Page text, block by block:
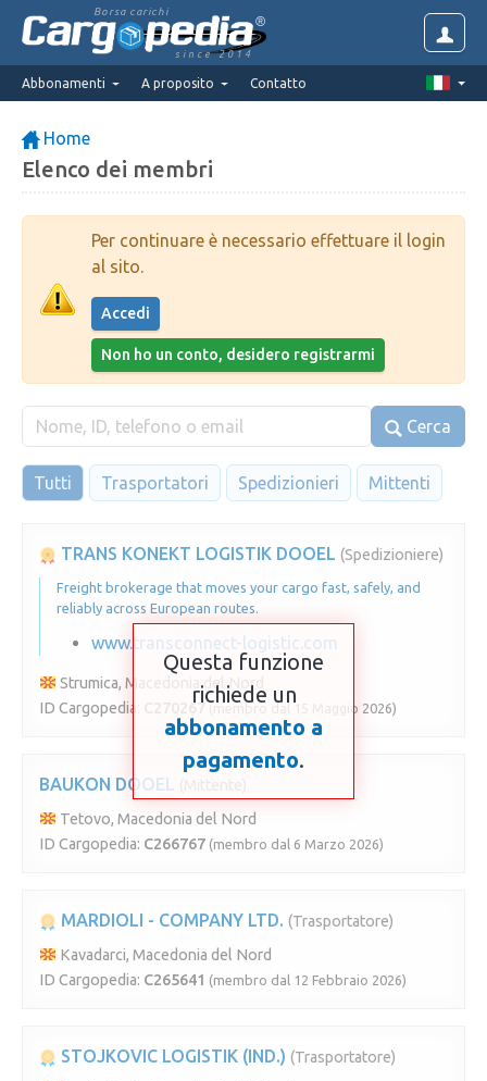
Borsa carichi
since 2014
Abbonamenti A proposito Contatto
Home
Elenco dei membri
Per continuare è necessario effettuare il login
al sito.
Accedi
Non ho un conto, desidero registrarmi
Cerca
Tutti Trasportatori Spedizionieri Mittenti
TRANS KONEKT LOGISTIK DOOEL (Spedizioniere)
Freight brokerage that moves your cargo fast, safely, and
reliably across European routes.
www.transconnect-logistic.com
Strumica, Macedonia del Nord
ID Cargopedia:
C270267 (membro dal 15 Maggio 2026)
BAUKON DOOEL
Tetovo, Macedonia del Nord
ID Cargopedia: C266767 (membro dal 6 Marzo 2026)
MARDIOLI - COMPANY LTD. (Trasportatore)
Kavadarci, Macedonia del Nord
ID Cargopedia: C265641 (membro dal 12 Febbraio 2026)
STOJKOVIC LOGISTIK (IND.) (Trasportatore)
Questa funzione
richiede un
abbonamento a
pagamento.